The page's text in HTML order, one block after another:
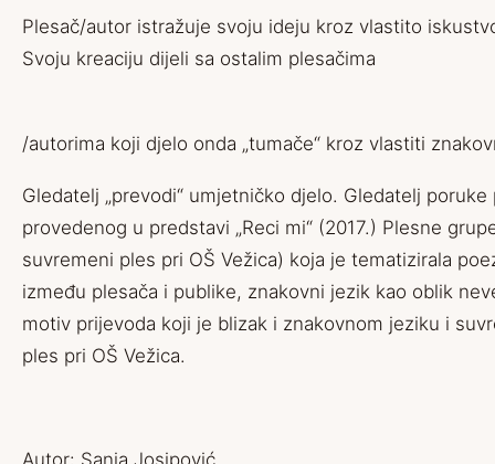
Plesač/autor istražuje svoju ideju kroz vlastito
Svoju kreaciju dijeli sa ostalim plesačima
/autorima koji djelo onda „tumače“ kroz vlastiti
Gledatelj „prevodi“ umjetničko djelo. Gledatelj
provedenog u predstavi „Reci mi“ (2017.) Plesne
suvremeni ples pri OŠ Vežica) koja je tematizirala
između plesača i publike, znakovni jezik kao oblik
motiv prijevoda koji je blizak i znakovnom jeziku i
ples pri OŠ Vežica.
Autor: Sanja Josipović